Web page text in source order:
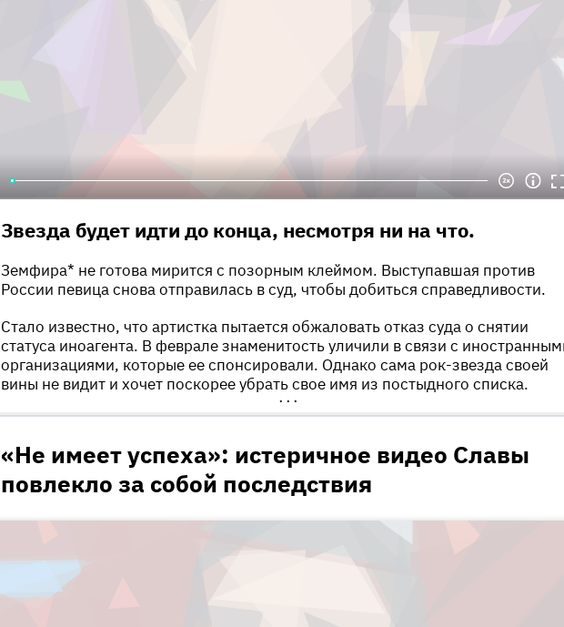
Звезда будет идти до конца, несмотря ни на что.
Земфира* не готова мирится с позорным клеймом. Выступавшая против
России певица снова отправилась в суд, чтобы добиться справедливости.
Стало известно, что артистка пытается обжаловать отказ суда о снятии
статуса иноагента. В феврале знаменитость уличили в связи с
организациями, которые ее спонсировали. Однако сама рок-звезда своей
вины не видит и хочет поскорее убрать свое имя из постыдного списка.
•••
«Не имеет успеха»: истеричное видео Славы
повлекло за собой последствия